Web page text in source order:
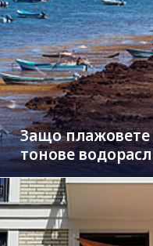
Защо плажовете
тонове